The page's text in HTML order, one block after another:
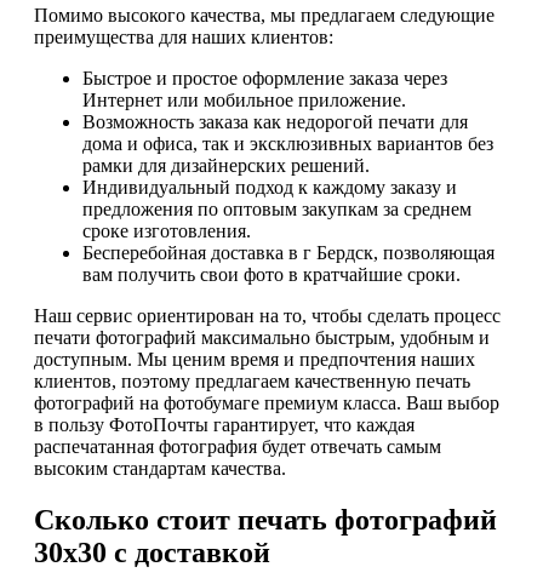
Помимо высокого качества, мы предлагаем следующие
преимущества для наших клиентов:
Быстрое и простое оформление заказа через
Интернет или мобильное приложение.
Возможность заказа как недорогой печати для
дома и офиса, так и эксклюзивных вариантов без
рамки для дизайнерских решений.
Индивидуальный подход к каждому заказу и
предложения по оптовым закупкам за среднем
сроке изготовления.
Бесперебойная доставка в г Бердск, позволяющая
вам получить свои фото в кратчайшие сроки.
Наш сервис ориентирован на то, чтобы сделать процесс
печати фотографий максимально быстрым, удобным и
доступным. Мы ценим время и предпочтения наших
клиентов, поэтому предлагаем качественную печать
фотографий на фотобумаге премиум класса. Ваш выбор
в пользу ФотоПочты гарантирует, что каждая
распечатанная фотография будет отвечать самым
высоким стандартам качества.
Сколько стоит печать фотографий
30х30 с доставкой